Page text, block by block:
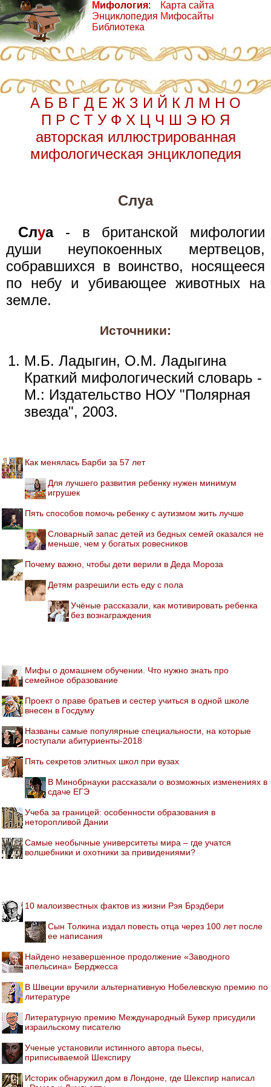
Мифология:
Энциклопедия
Библиотека
Карта сайта
Мифосайты
А Б В Г Д Е Ж З И Й К Л М Н О
П Р С Т У Ф Х Ц Ч Ш Э Ю Я
авторская иллюстрированная
мифологическая энциклопедия
Слуа
Слуа- в британской мифологии
души неупокоенных мертвецов,
собравшихся в воинство, носящееся
по небу и убивающее животных на
земле.
Источники:
М.Б. Ладыгин, О.М. Ладыгина
Краткий мифологический словарь -
М.: Издательство НОУ "Полярная
звезда", 2003.
Как менялась Барби за 57 лет
Для лучшего развития ребенку нужен минимум
игрушек
Пять способов помочь ребенку с аутизмом жить лучше
Словарный запас детей из бедных семей оказался не
меньше, чем у богатых ровесников
Почему важно, чтобы дети верили в Деда Мороза
Детям разрешили есть еду с пола
Учёные рассказали, как мотивировать ребенка
без вознаграждения
Мифы о домашнем обучении. Что нужно знать про
семейное образование
Проект о праве братьев и сестер учиться в одной школе
внесен в Госдуму
Названы самые популярные специальности, на которые
поступали абитуриенты-2018
Пять секретов элитных школ при вузах
В Минобрнауки рассказали о возможных изменениях в
сдаче ЕГЭ
Учеба за границей: особенности образования в
неторопливой Дании
Самые необычные университеты мира – где учатся
волшебники и охотники за привидениями?
10 малоизвестных фактов из жизни Рэя Брэдбери
Сын Толкина издал повесть отца через 100 лет после
ее написания
Найдено незавершенное продолжение «Заводного
апельсина» Берджесса
В Швеции вручили альтернативную Нобелевскую премию по
литературе
Литературную премию Международный Букер присудили
израильскому писателю
Ученые установили истинного автора пьесы,
приписываемой Шекспиру
Историк обнаружил дом в Лондоне, где Шекспир написал